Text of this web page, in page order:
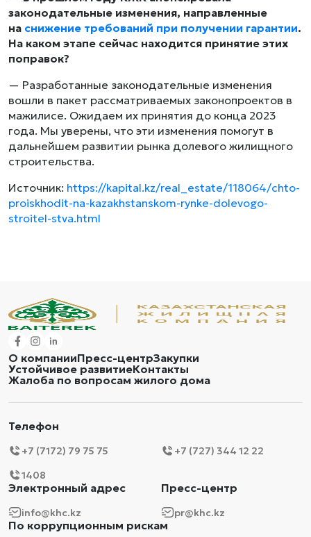
законодательные изменения, направленные
на снижение требований при получении гарантии.
На каком этапе сейчас находится принятие этих
поправок?
— Разработанные законодательные изменения
вошли в пакет рассматриваемых законопроектов в
мажилисе. Ожидаем их принятия до конца 2023
года. Мы уверены, что эти изменения помогут в
дальнейшем развитии рынка долевого жилищного
строительства.
Источник: https://kapital.kz/real_estate/118064/chto-
proiskhodit-na-kazakhstanskom-rynke-dolevogo-
stroitel-stva.html
О компанииПресс-центрЗакупки
Устойчивое развитиеКонтакты
Жалоба по вопросам жилого дома
Телефон
+7 (7172) 79 75 75
+7 (727) 344 12 22
1408
Электронный адрес
info@khc.kz
Пресс-центр
pr@khc.kz
По коррупционным рискам